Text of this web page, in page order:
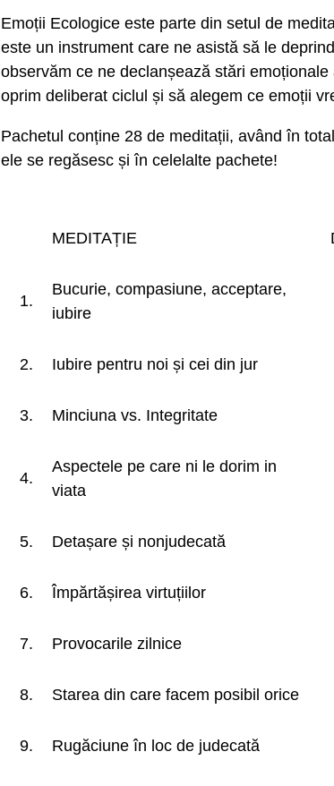
Emoții Ecologice este parte din setul de
este un instrument care ne asistă să le
observăm ce ne declanșează stări
oprim deliberat ciclul și să alegem ce emoții
Pachetul conține 28 de meditații, având în
ele se regăsesc și în celelalte pachete!
MEDITAȚIE
1.
Bucurie, compasiune, acceptare,
iubire
2. Iubire pentru noi și cei din jur
3. Minciuna vs. Integritate
4.
Aspectele pe care ni le dorim in
viata
5. Detașare și nonjudecată
6. Împărtășirea virtuțiilor
7. Provocarile zilnice
8. Starea din care facem posibil orice
9. Rugăciune în loc de judecată